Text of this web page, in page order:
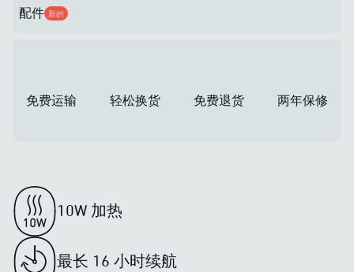
配件 新的
免费运输 轻松换货 免费退货 两年保修
10W 加热
最长 16 小时续航